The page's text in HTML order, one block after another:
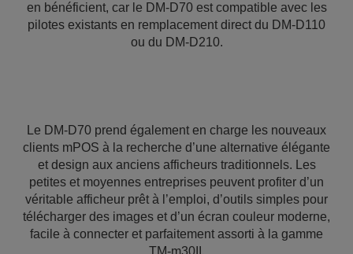
en bénéficient, car le DM-D70 est compatible avec les
pilotes existants en remplacement direct du DM-D110
ou du DM-D210.
Le DM-D70 prend également en charge les nouveaux
clients mPOS à la recherche d’une alternative élégante
et design aux anciens afficheurs traditionnels. Les
petites et moyennes entreprises peuvent profiter d’un
véritable afficheur prêt à l’emploi, d’outils simples pour
télécharger des images et d’un écran couleur moderne,
facile à connecter et parfaitement assorti à la gamme
TM-m30II.